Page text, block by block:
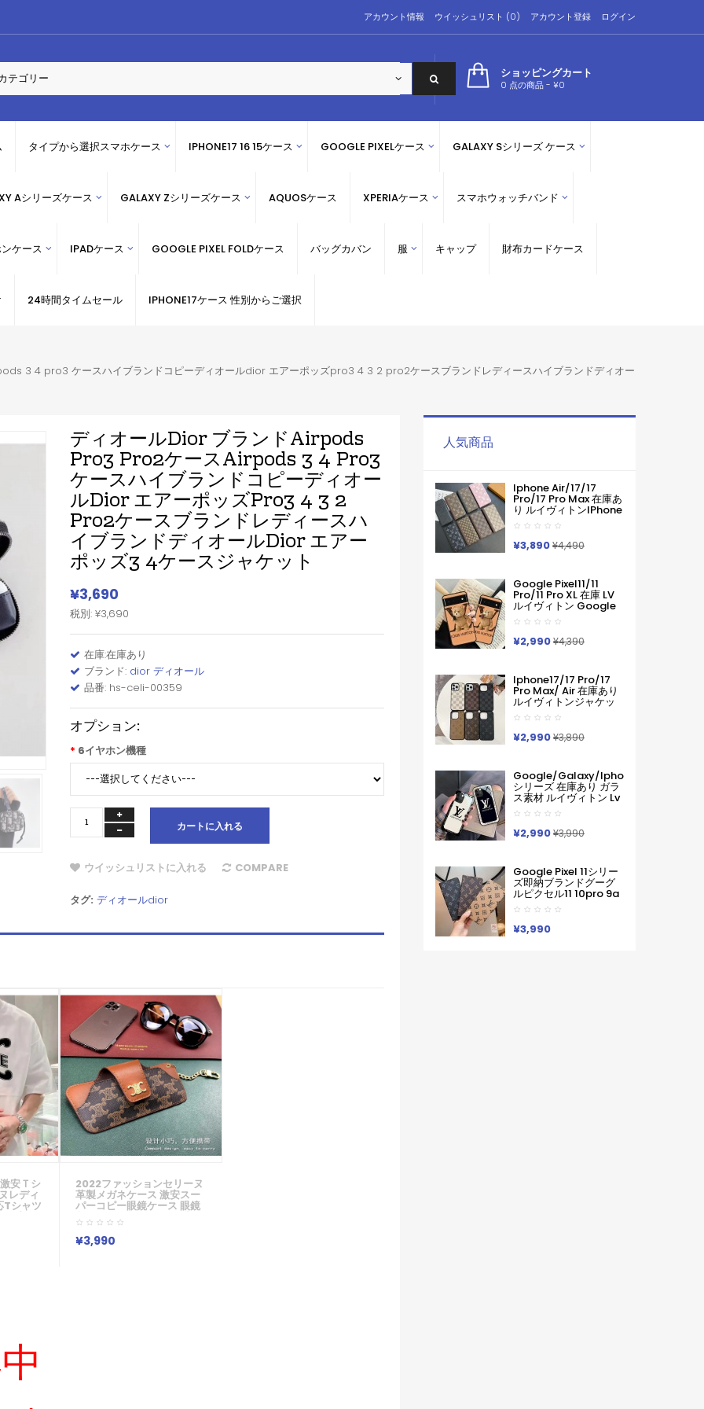
アカウント情報 ウイッシュリスト (0) アカウント登録 ログイン
ショッピングカート
0 点の商品 - ¥0
タイプから選択スマホケース IPHONE17 16 15ケース GOOGLE PIXELケース GALAXY Sシリーズ ケース
Aシリーズケース GALAXY Zシリーズケース AQUOSケース XPERIAケース スマホウォッチバンド
ケース IPADケース GOOGLE PIXEL FOLDケース バッグカバン 服 キャップ 財布カードケース
24時間タイムセール IPHONE17ケース 性別からご選択
3 4 pro3 ケースハイブランドコピーディオールdior エアーポッズpro3 4 3 2 pro2ケースブランドレディースハイブランドディオー
ディオールdior ブランドAirpods
Pro3 Pro2ケースAirpods 3 4 Pro3
ケースハイブランドコピーディオー
ルdior エアーポッズpro3 4 3 2
Pro2ケースブランドレディースハ
イブランドディオールdior エアー
ポッズ3 4ケースジャケット
¥3,690
税別: ¥3,690
在庫:在庫あり
ブランド: dior ディオール
品番: hs-celi-00359
オプション:
6イヤホン機種
カートに入れる
ウイッシュリストに入れる COMPARE
タグ: ディオールdior
安ｔシ
レディ
Tシャツ
2022ファッションセリーヌ
革製メガネケース 激安スー
パーコピー眼鏡ケース 眼鏡
入れ サングラスケース 小物
入れ ブラック 激安 安い メ
ガネケース
¥3,990
人気商品
Iphone Air/17/17
Pro/17 Pro Max 在庫あ
り ルイヴィトンiPhone
Air 17pro Max 16 15
Pro Maxケース手帳型
ブランドグッチカード
入れ IPhone17 16 15 14
Iphone11 12 13 14 手帳
型ケース メンズ本革製
スマホケース アイフォ
ン15 14 13 Pro Max 手
帳 携帯ケース
¥3,890¥4,490
Google Pixel11/11
Pro/11 Pro XL 在庫 LV
ルイヴィトン Google
Pixel 11 10 Pro 9a 6 7a
8 9pro Iphone 16 17
Pro Max Galaxy S26
ケースハイブランド フ
番プリント ルイヴィト
ンGooglePixel6 Pixel7
Pixel8 9グーグ熊柄ル
ピクセル スマホケース
軽い 薄い ハードケース
Pixelなど全機種対応
¥2,990¥4,390
Iphone17/17 Pro/17
Pro Max/ Air 在庫あり
ルイヴィトンジャケッ
ト型モノグラムダミエ
アイホンケース17 16 15
14 Pro Max 15 Plus 激
安革製メンズレディー
Max 16 15 Pro Maxケー
スカバー
¥2,990¥3,890
Google/galaxy/iphone
シリーズ 在庫あり ガラ
ス素材 ルイヴィトン Lv
Google Pixel 10a 10
Pro Xl 9a 8 7 Galaxy
A36 S26 Ultra S25 ア
イフォン17 Pro Max 16
ースサムソン ギャラク
シー S26 S25s24 S23
Ultraケース ルイヴィト
ン Lv ブランド レディー
ス男性女性 Google
¥2,990¥3,990
Google Pixel 11シリー
ズ即納ブランドグーグ
ルピクセル11 10pro 9a
8 Pro 7a 9proXL 手帳
型GalaxyS25 S26 S24
A55 A54 A53 アイフォ
ン16 15 18 17ケースルイ
¥3,990